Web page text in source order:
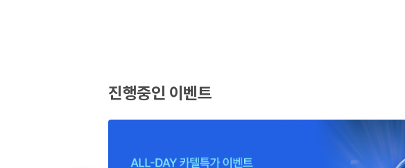
진행중인 이벤트